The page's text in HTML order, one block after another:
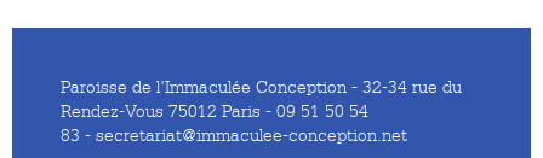
Paroisse de l'Immaculée Conception - 32-34 rue du
Rendez-Vous 75012 Paris - 09 51 50 54
83 - secretariat@immaculee-conception.net